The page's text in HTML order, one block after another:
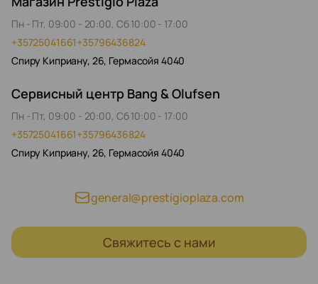
Пн - Пт, 09:00 - 20:00, Сб 10:00 - 17:00
+35725041661+35796436824
Спиру Киприану, 26, Гермасойя 4040
Сервисный центр Bang & Olufsen
Пн - Пт, 09:00 - 20:00, Сб 10:00 - 17:00
+35725041661+35796436824
Спиру Киприану, 26, Гермасойя 4040
general@prestigioplaza.com
Свяжитесь с нами